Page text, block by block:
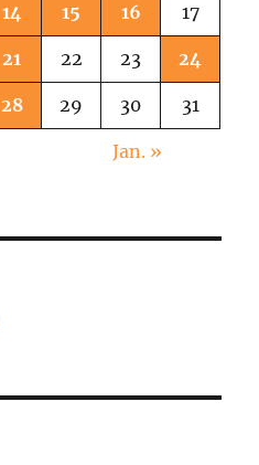
14 15 16 17
21 22 23 24
28 29 30 31
Jan. »